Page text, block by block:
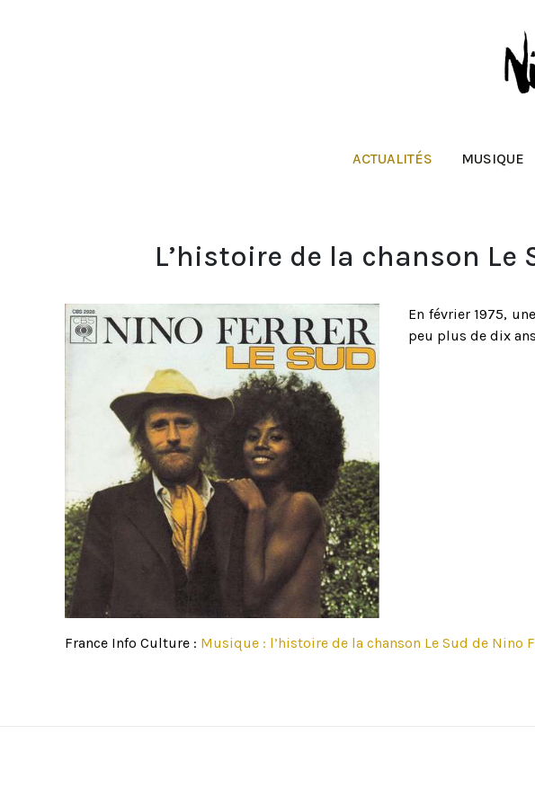
ACTUALITÉS MUSIQUE
L’histoire de la chanson Le
En février 1975,
peu plus de dix
France Info Culture : Musique : l’histoire de la chanson Le Sud de Nino